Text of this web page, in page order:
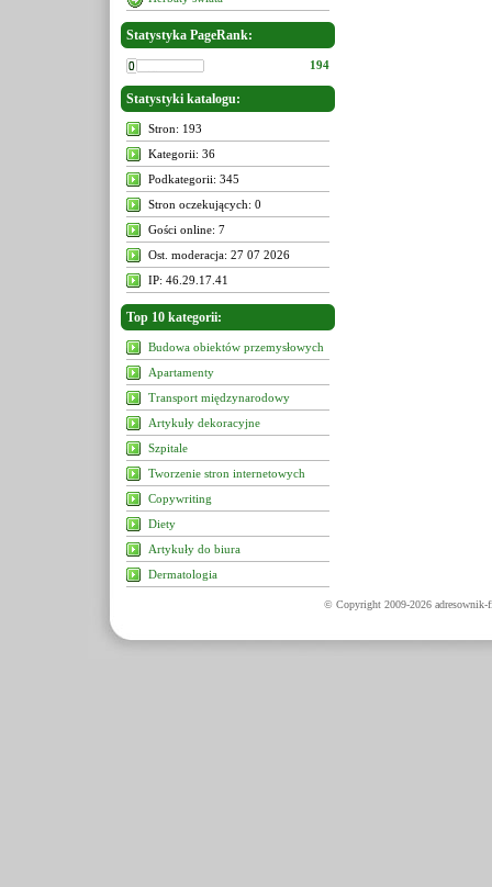
Statystyka PageRank:
194
Statystyki katalogu:
Stron: 193
Kategorii: 36
Podkategorii: 345
Stron oczekujących: 0
Gości online: 7
Ost. moderacja: 27 07 2026
IP: 46.29.17.41
Top 10 kategorii:
Budowa obiektów przemysłowych
Apartamenty
Transport międzynarodowy
Artykuły dekoracyjne
Szpitale
Tworzenie stron internetowych
Copywriting
Diety
Artykuły do biura
Dermatologia
© Copyright 2009-2026